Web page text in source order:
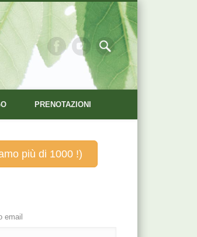
PRENOTAZIONI
più di 1000 !)
email